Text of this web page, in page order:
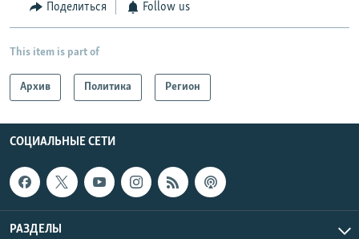
Поделиться Follow us
This item is part of
Архив Политика Регион
СОЦИАЛЬНЫЕ СЕТИ
РАЗДЕЛЫ